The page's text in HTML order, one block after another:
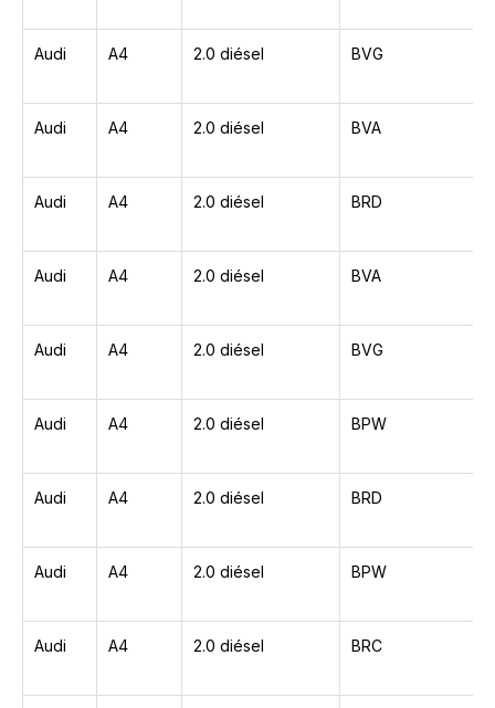
Audi A4 2.0 diésel BVG
Audi A4 2.0 diésel BVA
Audi A4 2.0 diésel BRD
Audi A4 2.0 diésel BVA
Audi A4 2.0 diésel BVG
Audi A4 2.0 diésel BPW
Audi A4 2.0 diésel BRD
Audi A4 2.0 diésel BPW
Audi A4 2.0 diésel BRC